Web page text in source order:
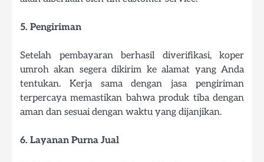
5. Pengiriman
Setelah pembayaran berhasil diverifikasi, koper
umroh akan segera dikirim ke alamat yang Anda
tentukan. Kerja sama dengan jasa pengiriman
terpercaya memastikan bahwa produk tiba dengan
aman dan sesuai dengan waktu yang dijanjikan.
6. Layanan Purna Jual